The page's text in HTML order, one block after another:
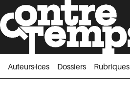
Auteurs·ices
Auteurs·ices Dossiers Rubriques